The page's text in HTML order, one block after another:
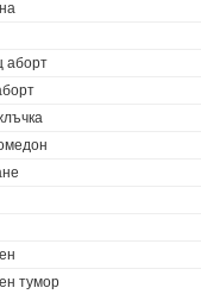
аборт
тумор